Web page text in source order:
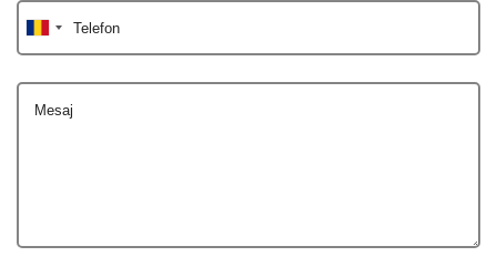
Telefon
Mesaj